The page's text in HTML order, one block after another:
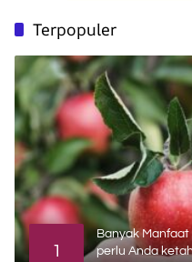
Terpopuler
1
Banyak
perlu Anda